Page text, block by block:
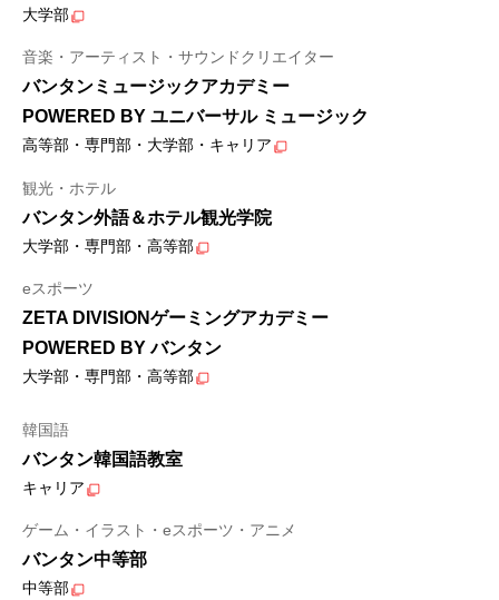
大学部
音楽・アーティスト・サウンドクリエイター
バンタンミュージックアカデミー
POWERED BY ユニバーサル ミュージック
高等部・専門部・大学部・キャリア
観光・ホテル
バンタン外語＆ホテル観光学院
大学部・専門部・高等部
eスポーツ
ZETA DIVISIONゲーミングアカデミー
POWERED BY バンタン
大学部・専門部・高等部
韓国語
バンタン韓国語教室
キャリア
ゲーム・イラスト・eスポーツ・アニメ
バンタン中等部
中等部